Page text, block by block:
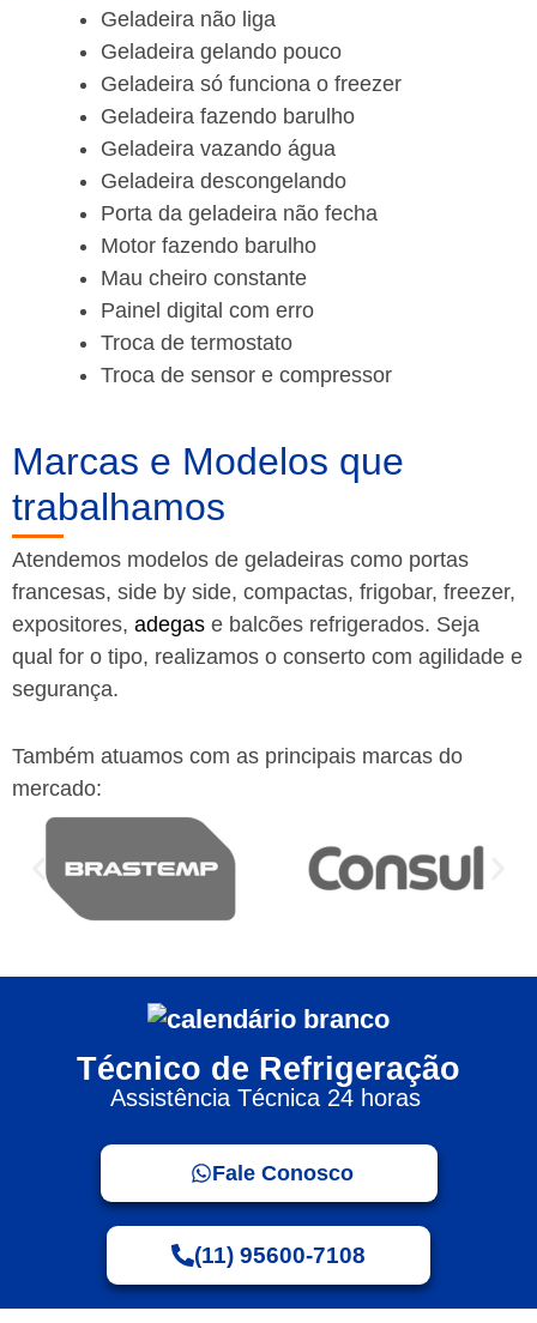
Geladeira não liga
Geladeira gelando pouco
Geladeira só funciona o freezer
Geladeira fazendo barulho
Geladeira vazando água
Geladeira descongelando
Porta da geladeira não fecha
Motor fazendo barulho
Mau cheiro constante
Painel digital com erro
Troca de termostato
Troca de sensor e compressor
Marcas e Modelos que
trabalhamos
Atendemos modelos de geladeiras como portas
francesas, side by side, compactas, frigobar, freezer,
expositores, adegas e balcões refrigerados. Seja
qual for o tipo, realizamos o conserto com agilidade e
segurança.
Também atuamos com as principais marcas do
mercado:
Técnico de Refrigeração
Assistência Técnica 24 horas
Fale Conosco
(11) 95600-7108